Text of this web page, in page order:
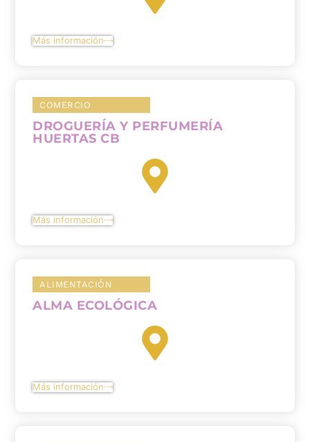
Más información
COMERCIO
DROGUERÍA Y PERFUMERÍA
HUERTAS CB
Más información
ALIMENTACIÓN
ALMA ECOLÓGICA
Más información